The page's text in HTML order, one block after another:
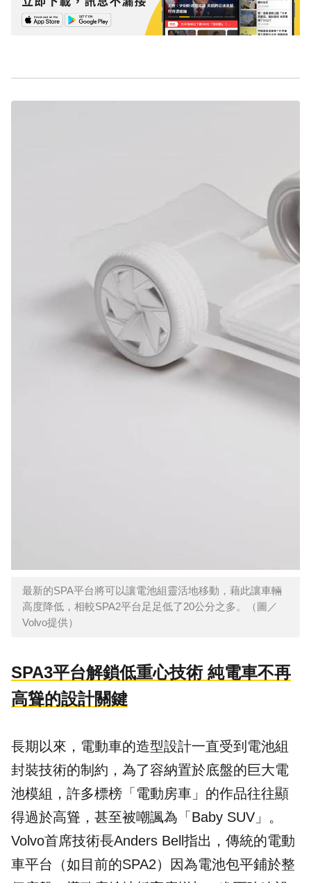
最新的SPA平台將可以讓電池組靈活地移動，藉此讓車輛
高度降低，相較SPA2平台足足低了20公分之多。（圖／
Volvo提供）
SPA3平台解鎖低重心技術 純電車不再
高聳的設計關鍵
長期以來，電動車的造型設計一直受到電池組
封裝技術的制約，為了容納置於底盤的巨大電
池模組，許多標榜「電動房車」的作品往往顯
得過於高聳，甚至被嘲諷為「Baby SUV」。
Volvo首席技術長Anders Bell指出，傳統的電動
車平台（如目前的SPA2）因為電池包平鋪於整